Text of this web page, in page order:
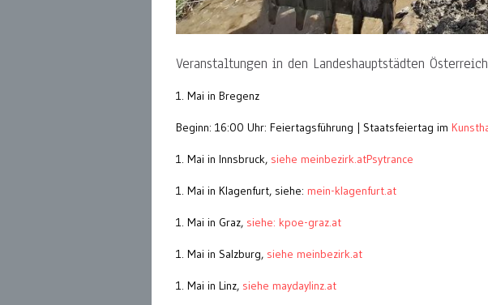
Veranstaltungen in den Landeshauptstädten
1. Mai in Bregenz
Beginn: 16:00 Uhr: Feiertagsführung | Staatsfeiertag im
1. Mai in Innsbruck, siehe meinbezirk.atPsytrance
1. Mai in Klagenfurt, siehe: mein-klagenfurt.at
1. Mai in Graz, siehe: kpoe-graz.at
1. Mai in Salzburg, siehe meinbezirk.at
1. Mai in Linz, siehe maydaylinz.at